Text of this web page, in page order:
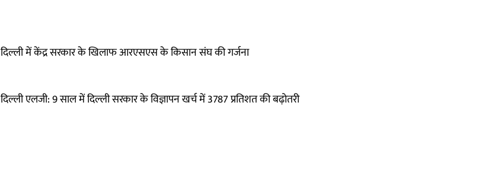
दिल्ली में केंद्र सरकार के खिलाफ आरएसएस के किसान संघ की गर्जना
दिल्ली एलजी: 9 साल में दिल्ली सरकार के विज्ञापन खर्च में 3787 प्रतिशत की बढ़ोतरी